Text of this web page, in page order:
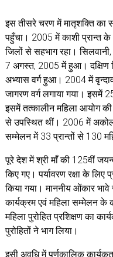
इस तीसरे चरण में मातृशक्ति का
पहुँचा। 2005 में काशी प्रान्त
जिलों से सहभाग रहा।
7 अगस्त, 2005 में हुआ। दक्षिण
अभ्यास वर्ग हुआ। 2004 में
जागरण वर्ग लगाया गया। इसमें
इसमें तत्कालीन महिला आयोग की
से उपस्थित थीं। 2006 में
सम्मेलन में 33 प्रान्तों से 130
पूरे देश में श्री माँ की 125वीं
किए गए। पर्यावरण रक्षा के
किया गया। माननीय ओंकार भावे
कार्यक्रम एवं महिला सम्मेलन के
महिला पुरोहित प्रशिक्षण का
पुरोहितों ने भाग लिया।
इसी अवधि में पूर्णकालिक